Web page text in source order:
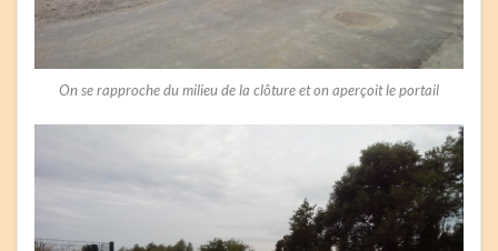
On se rapproche du milieu de la clôture et on aperçoit le portail